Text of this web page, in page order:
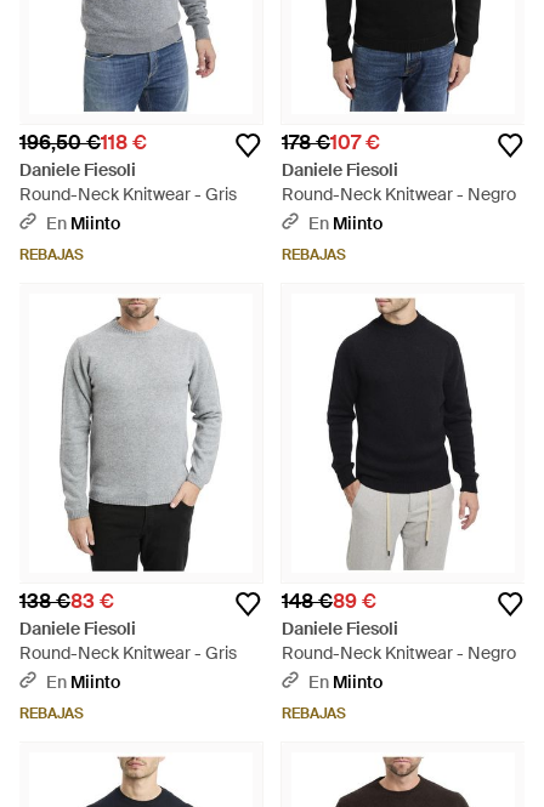
196,50 €118 €
Daniele Fiesoli
Round-Neck Knitwear - Gris
En Miinto
REBAJAS
178 €107 €
Daniele Fiesoli
Round-Neck Knitwear - Negro
En Miinto
REBAJAS
138 €83 €
Daniele Fiesoli
Round-Neck Knitwear - Gris
En Miinto
REBAJAS
148 €89 €
Daniele Fiesoli
Round-Neck Knitwear - Negro
En Miinto
REBAJAS